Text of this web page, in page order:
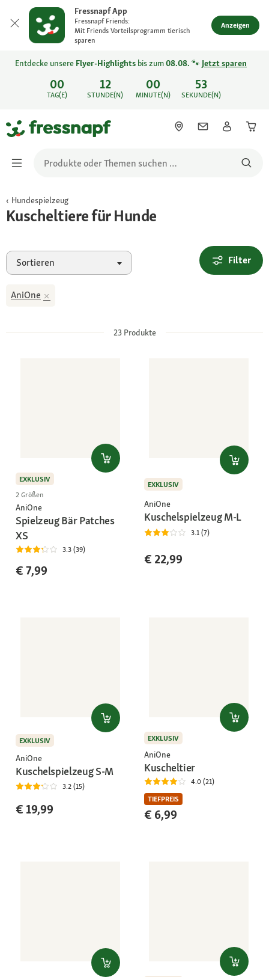
Fressnapf App
Fressnapf Friends:
Mit Friends Vorteilsprogramm tierisch
sparen
Anzeigen
00
TAG(E)
12
STUNDE(N)
00
MINUTE(N)
53
SEKUNDE(N)
Entdecke unsere Flyer-Highlights bis zum08.08. 🐾 Jetzt sparen
Hundespielzeug
Kuscheltiere für Hunde
Sortieren Filter
AniOne
23Produkte
EXKLUSIV
2 Größen
AniOne
Spielzeug Bär Patches
XS
3.3 (39)
€ 7,99
EXKLUSIV
AniOne
Kuschelspielzeug M-L
3.1 (7)
€ 22,99
EXKLUSIV
AniOne
Kuschelspielzeug S-M
3.2 (15)
€ 19,99
EXKLUSIV
AniOne
Kuscheltier
4.0 (21)
TIEFPREIS
€ 6,99